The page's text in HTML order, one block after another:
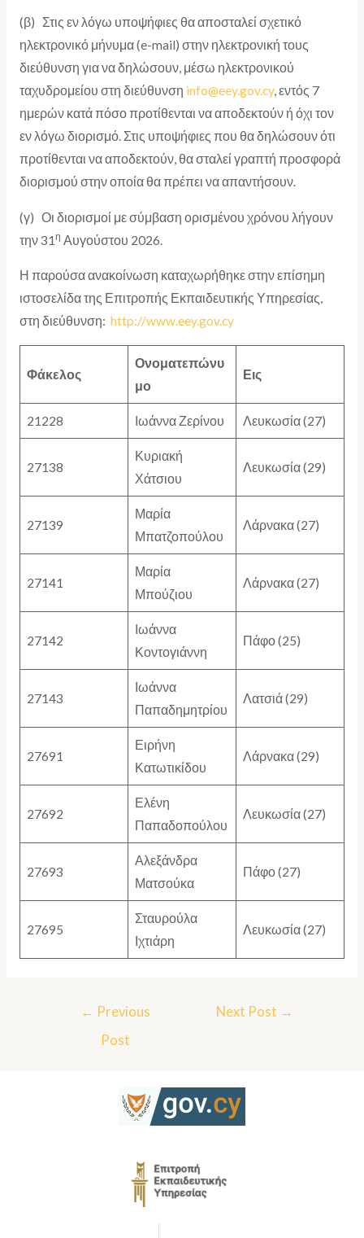
(β) Στις εν λόγω υποψήφιες θα αποσταλεί σχετικό
ηλεκτρονικό μήνυμα (e-mail) στην ηλεκτρονική τους
διεύθυνση για να δηλώσουν, μέσω ηλεκτρονικού
ταχυδρομείου στη διεύθυνση info@eey.gov.cy, εντός 7
ημερών κατά πόσο προτίθενται να αποδεκτούν ή όχι τον
εν λόγω διορισμό. Στις υποψήφιες που θα δηλώσουν ότι
προτίθενται να αποδεκτούν, θα σταλεί γραπτή προσφορά
διορισμού στην οποία θα πρέπει να απαντήσουν.
(γ) Οι διορισμοί με σύμβαση ορισμένου χρόνου λήγουν
την 31η Αυγούστου 2026.
Η παρούσα ανακοίνωση καταχωρήθηκε στην επίσημη
ιστοσελίδα της Επιτροπής Εκπαιδευτικής Υπηρεσίας,
στη διεύθυνση: http://www.eey.gov.cy
Φάκελος
Ονοματεπώνυ
μο
Εις
21228 Ιωάννα Ζερίνου Λευκωσία (27)
27138
Κυριακή
Χάτσιου
Λευκωσία (29)
27139
Μαρία
Μπατζοπούλου
Λάρνακα (27)
27141
Μαρία
Μπούζιου
Λάρνακα (27)
27142
Ιωάννα
Κοντογιάννη
Πάφο (25)
27143
Ιωάννα
Παπαδημητρίου
Λατσιά (29)
27691
Ειρήνη
Κατωτικίδου
Λάρνακα (29)
27692
Ελένη
Παπαδοπούλου
Λευκωσία (27)
27693
Αλεξάνδρα
Ματσούκα
Πάφο (27)
27695
Σταυρούλα
Ιχτιάρη
Λευκωσία (27)
← Previous
Post
Next Post →